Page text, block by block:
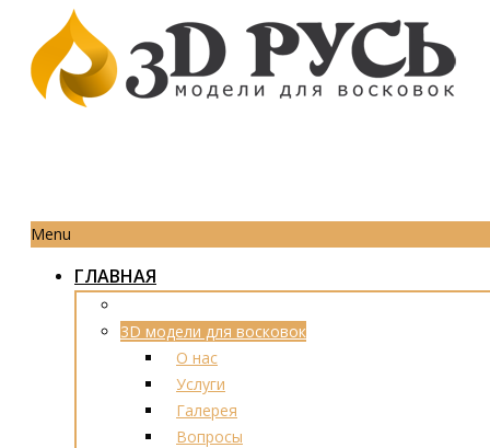
Menu
ГЛАВНАЯ
3D модели для восковок
О нас
Услуги
Галерея
Вопросы